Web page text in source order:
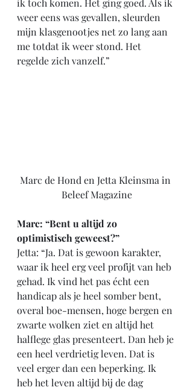
ik toch komen. Het ging goed. Als ik
weer eens was gevallen, sleurden
mijn klasgenootjes net zo lang aan
me totdat ik weer stond. Het
regelde zich vanzelf.”
Marc de Hond en Jetta Kleinsma in
Beleef Magazine
Marc: “Bent u altijd zo
optimistisch geweest?”
Jetta: “Ja. Dat is gewoon karakter,
waar ik heel erg veel profijt van heb
gehad. Ik vind het pas écht een
handicap als je heel somber bent,
overal boe-mensen, hoge bergen en
zwarte wolken ziet en altijd het
halflege glas presenteert. Dan heb je
een heel verdrietig leven. Dat is
veel erger dan een beperking. Ik
heb het leven altijd bij de dag